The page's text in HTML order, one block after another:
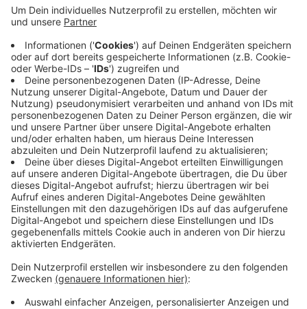
Anzeige
Zutaten für den Kartoffel-Pesto-Salat:
500g Salatkartoffeln
100g Mayonnaise
100g Creme Fraiche
100ml Gemüsebrühe
50g getrocknete in Öl eingelegte Kirschtomaten
Salz
Pfeffer
100g Pesto
Zutaten für das Pesto:
250g Basilikum